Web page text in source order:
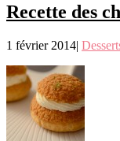
Recette des
1 février 2014|